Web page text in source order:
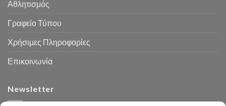
Αθλητισμός
Γραφείο Τύπου
Χρήσιμες Πληροφορίες
Επικοινωνία
Newsletter